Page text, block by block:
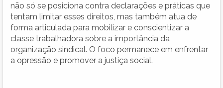
não só se posiciona contra declarações e práticas que
tentam limitar esses direitos, mas também atua de
forma articulada para mobilizar e conscientizar a
classe trabalhadora sobre a importância da
organização sindical. O foco permanece em enfrentar
a opressão e promover a justiça social.